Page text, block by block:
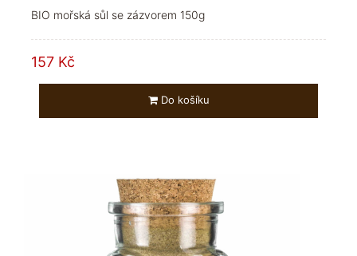
BIO mořská sůl se zázvorem 150g
157 Kč
Do košíku